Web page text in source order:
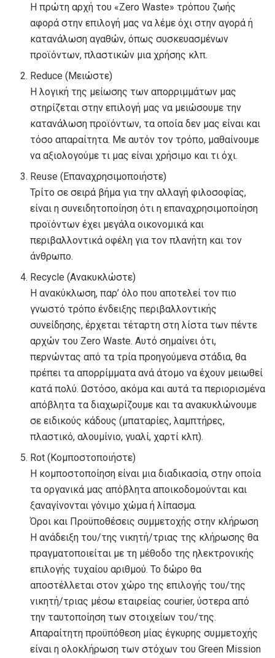
Η πρώτη αρχή του «Zero Waste» τρόπου ζωής
αφορά στην επιλογή μας να λέμε όχι στην αγορά ή
κατανάλωση αγαθών, όπως συσκευασμένων
προϊόντων, πλαστικών μια χρήσης κλπ.
Reduce (Μειώστε)
Η λογική της μείωσης των απορριμμάτων μας
στηρίζεται στην επιλογή μας να μειώσουμε την
κατανάλωση προϊόντων, τα οποία δεν μας είναι και
τόσο απαραίτητα. Με αυτόν τον τρόπο, μαθαίνουμε
να αξιολογούμε τι μας είναι χρήσιμο και τι όχι.
Reuse (Επαναχρησιμοποιήστε)
Τρίτο σε σειρά βήμα για την αλλαγή φιλοσοφίας,
είναι η συνειδητοποίηση ότι η επαναχρησιμοποίηση
προϊόντων έχει μεγάλα οικονομικά και
περιβαλλοντικά οφέλη για τον πλανήτη και τον
άνθρωπο.
Recycle (Ανακυκλώστε)
Η ανακύκλωση, παρ’ όλο που αποτελεί τον πιο
γνωστό τρόπο ένδειξης περιβαλλοντικής
συνείδησης, έρχεται τέταρτη στη λίστα των πέντε
αρχών του Zero Waste. Αυτό σημαίνει ότι,
περνώντας από τα τρία προηγούμενα στάδια, θα
πρέπει τα απορρίμματα ανά άτομο να έχουν μειωθεί
κατά πολύ. Ωστόσο, ακόμα και αυτά τα περιορισμένα
απόβλητα τα διαχωρίζουμε και τα ανακυκλώνουμε
σε ειδικούς κάδους (μπαταρίες, λαμπτήρες,
πλαστικό, αλουμίνιο, γυαλί, χαρτί κλπ).
Rot (Κομποστοποιήστε)
Η κομποστοποίηση είναι μια διαδικασία, στην οποία
τα οργανικά μας απόβλητα αποικοδομούνται και
ξαναγίνονται γόνιμο χώμα ή λίπασμα.
Όροι και Προϋποθέσεις συμμετοχής στην κλήρωση
Η ανάδειξη του/της νικητή/τριας της κλήρωσης θα
πραγματοποιείται με τη μέθοδο της ηλεκτρονικής
επιλογής τυχαίου αριθμού. Το δώρο θα
αποστέλλεται στον χώρο της επιλογής του/της
νικητή/τριας μέσω εταιρείας courier, ύστερα από
την ταυτοποίηση των στοιχείων του/της.
Απαραίτητη προϋπόθεση μίας έγκυρης συμμετοχής
είναι η ολοκλήρωση των στόχων του Green Mission